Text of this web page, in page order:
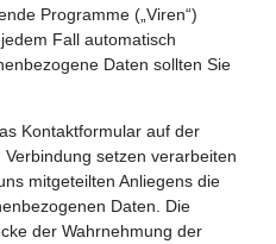
Programme („Viren“)
Fall automatisch
Daten sollten Sie
Kontaktformular auf der
setzen verarbeiten
mitgeteilten Anliegens die
Daten. Die
der Wahrnehmung der